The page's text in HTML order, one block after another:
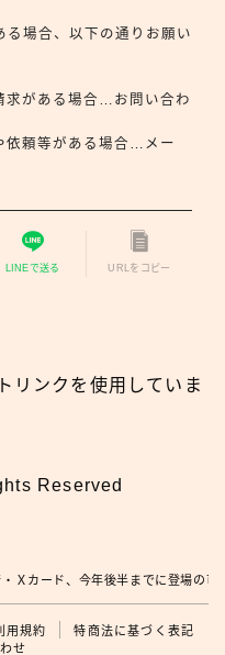
場合、以下の通りお願い
求がある場合…お問い合わ
依頼等がある場合…メー
LINEで送る URLをコピー
リンクを使用していま
Reserved
・Ｘカード、今年後半までに登場の
用規約
特商法に基づく表記
せ